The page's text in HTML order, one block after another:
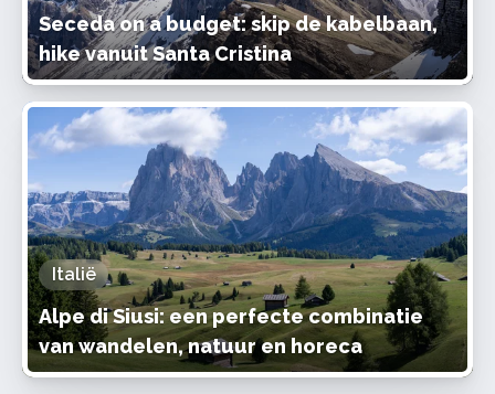
Seceda on a budget: skip de kabelbaan,
hike vanuit Santa Cristina
Italië
Alpe di Siusi: een perfecte combinatie
van wandelen, natuur en horeca